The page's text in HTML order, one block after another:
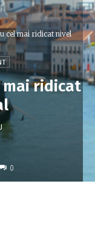
cel mai ridicat nivel
mai ridicat
0